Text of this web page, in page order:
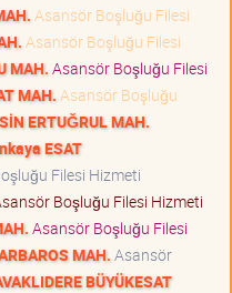
Asansör Boşluğu Filesi
Asansör Boşluğu Filesi
MAH. Asansör Boşluğu Filesi
MAH. Asansör Boşluğu
ERTUĞRUL MAH.
ESAT
Filesi Hizmeti
Boşluğu Filesi Hizmeti
Asansör Boşluğu Filesi
MAH. Asansör
BÜYÜKESAT